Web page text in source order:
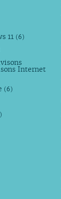
11 (6)
Internet
(6)